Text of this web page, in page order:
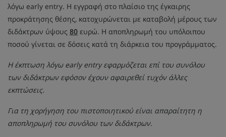
λόγω early entry. Η εγγραφή στο πλαίσιο της έγκαιρης
προκράτησης θέσης, κατοχυρώνεται με καταβολή μέρους των
διδάκτρων ύψους 80 ευρώ. Η αποπληρωμή του υπόλοιπου
ποσού γίνεται σε δόσεις κατά τη διάρκεια του προγράμματος.
Η έκπτωση λόγω early entry εφαρμόζεται επί του συνόλου
των διδάκτρων εφόσον έχουν αφαιρεθεί τυχόν άλλες
εκπτώσεις.
Για τη χορήγηση του πιστοποιητικού είναι απαραίτητη η
αποπληρωμή του συνόλου των διδάκτρων.